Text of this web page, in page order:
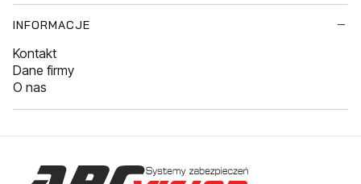
INFORMACJE
Kontakt
Dane firmy
O nas